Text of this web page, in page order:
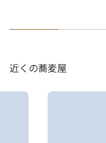
近くの蕎麦屋